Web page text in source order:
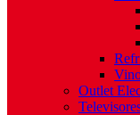
Outlet